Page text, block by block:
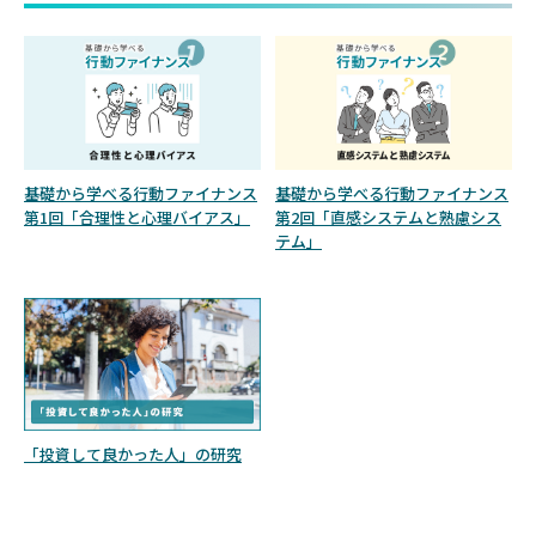
基礎から学べる行動ファイナンス
第1回「合理性と心理バイアス」
基礎から学べる行動ファイナンス
第2回「直感システムと熟慮シス
テム」
「投資して良かった人」の研究